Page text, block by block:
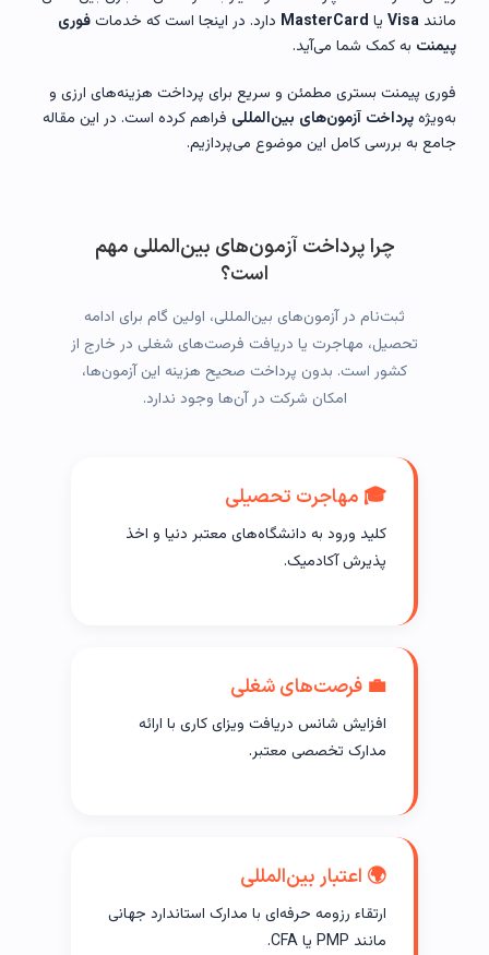
مانند Visa یا MasterCard دارد. در اینجا است که خدماتفوری
پیمنت به کمک شما می‌آید.
فوری پیمنت بستری مطمئن و سریع برای پرداخت هزینه‌های ارزی و
به‌ویژهپرداخت آزمون‌های بین‌المللی فراهم کرده است. در این مقاله
جامع به بررسی کامل این موضوع می‌پردازیم.
چرا پرداخت آزمون‌های بین‌المللی مهم
است؟
ثبت‌نام در آزمون‌های بین‌المللی، اولین گام برای ادامه
تحصیل، مهاجرت یا دریافت فرصت‌های شغلی در خارج از
کشور است. بدون پرداخت صحیح هزینه این آزمون‌ها،
امکان شرکت در آن‌ها وجود ندارد.
🎓 مهاجرت تحصیلی
کلید ورود به دانشگاه‌های معتبر دنیا و اخذ
پذیرش آکادمیک.
💼 فرصت‌های شغلی
افزایش شانس دریافت ویزای کاری با ارائه
مدارک تخصصی معتبر.
🌍 اعتبار بین‌المللی
ارتقاء رزومه حرفه‌ای با مدارک استاندارد جهانی
مانند PMP یا CFA.